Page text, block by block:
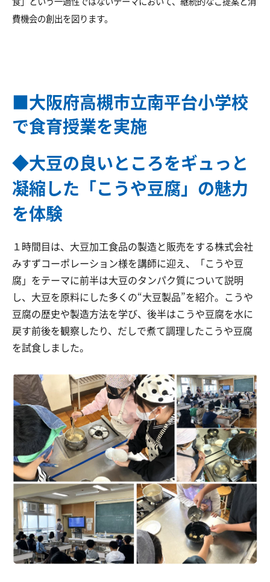
費機会の創出を図ります。
■大阪府高槻市立南平台小学校
で食育授業を実施
◆大豆の良いところをギュっと
凝縮した「こうや豆腐」の魅力
を体験
１時間目は、大豆加工食品の製造と販売をする株式会社
みすずコーポレーション様を講師に迎え、「こうや豆
腐」をテーマに前半は大豆のタンパク質について説明
し、大豆を原料にした多くの“大豆製品”を紹介。こうや
豆腐の歴史や製造方法を学び、後半はこうや豆腐を水に
戻す前後を観察したり、だしで煮て調理したこうや豆腐
を試食しました。